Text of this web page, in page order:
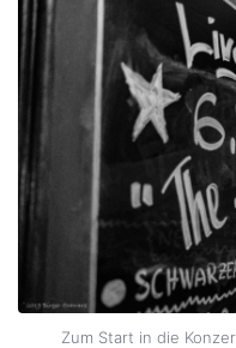
Zum Start in die